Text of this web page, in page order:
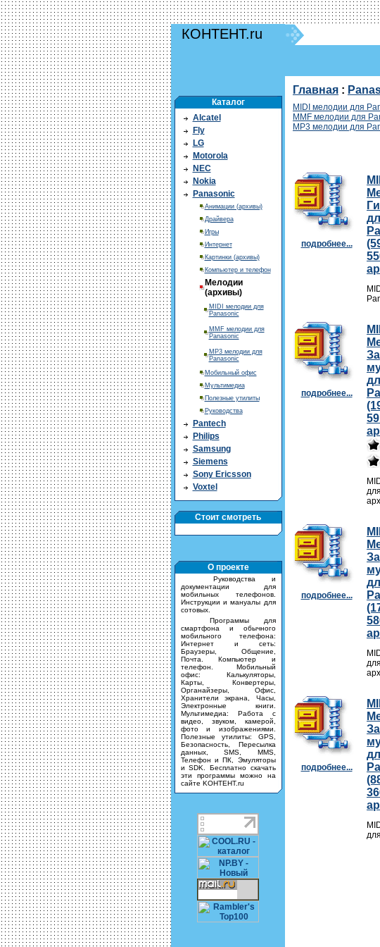
КОНТЕНТ.ru
Каталог
Alcatel
Fly
LG
Motorola
NEC
Nokia
Panasonic
Анимации (архивы)
Драйвера
Игры
Интернет
Картинки (архивы)
Компьютер и телефон
Мелодии
(архивы)
MIDI мелодии для
Panasonic
MMF мелодии для
Panasonic
MP3 мелодии для
Panasonic
Мобильный офис
Мультимедиа
Полезные утилиты
Руководства
Pantech
Philips
Samsung
Siemens
Sony Ericsson
Voxtel
Стоит смотреть
О проекте
Руководства и
документации для
мобильных телефонов.
Инструкции и мануалы для
сотовых.
Программы для
смартфона и обычного
мобильного телефона:
Интернет и сеть:
Браузеры, Общение,
Почта. Компьютер и
телефон. Мобильный
офис: Калькуляторы,
Карты, Конвертеры,
Органайзеры, Офис,
Хранители экрана, Часы,
Электронные книги.
Мультимедиа: Работа с
видео, звуком, камерой,
фото и изображениями.
Полезные утилиты: GPS,
Безопасность, Пересылка
данных, SMS, MMS,
Телефон и ПК, Эмуляторы
и SDK. Бесплатно скачать
эти программы можно на
сайте KOHTEHT.ru
Главная :
MIDI мелодии для
MMF мелодии для
MP3 мелодии для
подробнее...
подробнее...
подробнее...
подробнее...